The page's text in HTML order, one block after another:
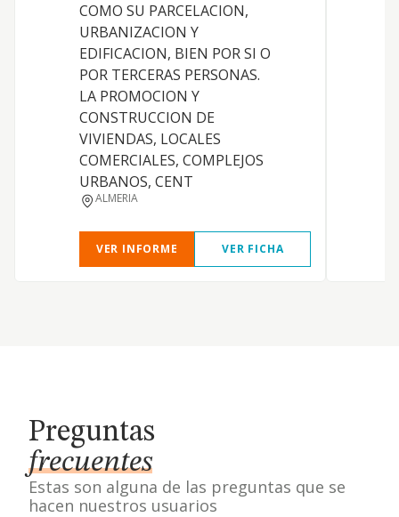
COMO SU PARCELACION,
URBANIZACION Y
EDIFICACION, BIEN POR SI O
POR TERCERAS PERSONAS.
LA PROMOCION Y
CONSTRUCCION DE
VIVIENDAS, LOCALES
COMERCIALES, COMPLEJOS
URBANOS, CENT
ALMERIA
VER INFORME VER FICHA
Preguntas
frecuentes
Estas son alguna de las preguntas que se
hacen nuestros usuarios